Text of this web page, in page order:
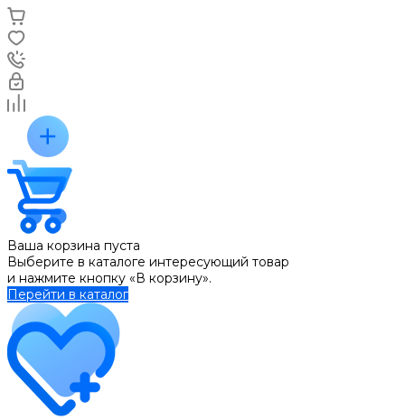
Ваша корзина пуста
Выберите в каталоге интересующий товар
и нажмите кнопку «В корзину».
Перейти в каталог